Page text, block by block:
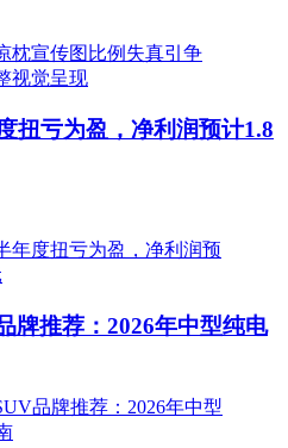
扭亏为盈，净利润预计1.8
牌推荐：2026年中型纯电